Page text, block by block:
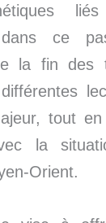
dans ce
la fin des
tout
la
Orient.